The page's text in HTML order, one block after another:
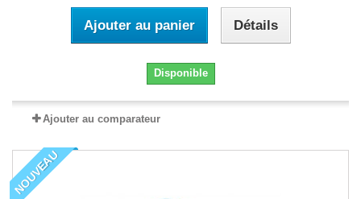
Ajouter au panier Détails
Disponible
Ajouter au comparateur
NOUVEAU